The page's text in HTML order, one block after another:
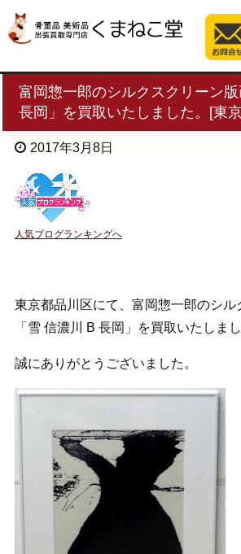
富岡惣一郎のシルクスクリーン
長岡」を買取いたしました。[東
2017年3月8日
人気ブログランキングへ
東京都品川区にて、富岡惣一郎のシル
「雪 信濃川 B 長岡」を買取いたしまし
誠にありがとうございました。